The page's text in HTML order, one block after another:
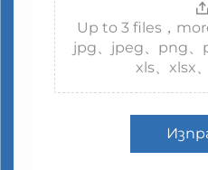
Up to 3 files，
jpg、jpeg、png、
xls、xlsx